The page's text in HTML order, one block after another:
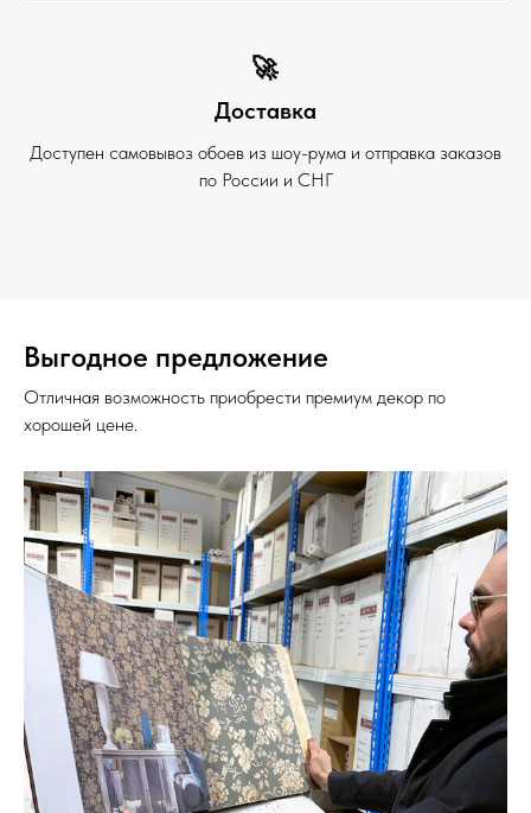
🚀
Доставка
Доступен самовывоз обоев из шоу-рума и отправка заказов
по России и СНГ
Выгодное предложение
Отличная возможность приобрести премиум декор по
хорошей цене.